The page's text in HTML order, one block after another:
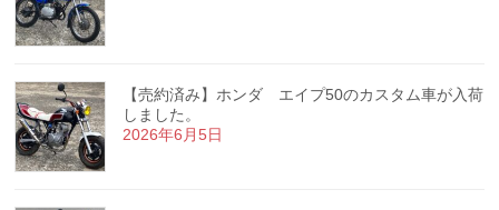
【売約済み】ホンダ エイプ50のカスタム車が入荷
しました。
2026年6月5日